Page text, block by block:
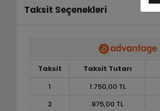
Taksit Seçenekleri
Taksit Taksit Tutarı
1
1.750,00 TL
2
875,00 TL